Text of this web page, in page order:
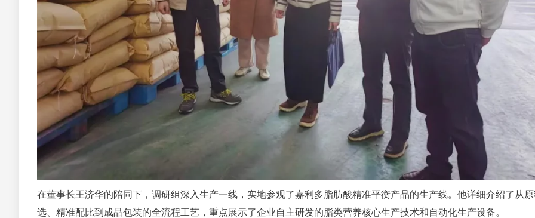
在董事长王济华的陪同下，调研组深入生产一线，实地参观了嘉利多脂肪酸精准平衡产品的生产线。他详细介绍了从
选、精准配比到成品包装的全流程工艺，重点展示了企业自主研发的脂类营养核心生产技术和自动化生产设备。